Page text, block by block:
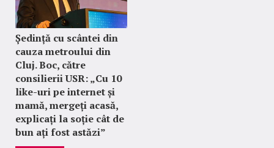
Ședință cu scântei din
cauza metroului din
Cluj. Boc, către
consilierii USR: „Cu 10
like-uri pe internet și
mamă, mergeți acasă,
explicați la soție cât de
bun ați fost astăzi”